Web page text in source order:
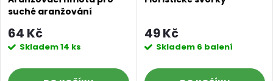
suché aranžování
64 Kč
Skladem14 ks
49 Kč
Skladem 6 balení